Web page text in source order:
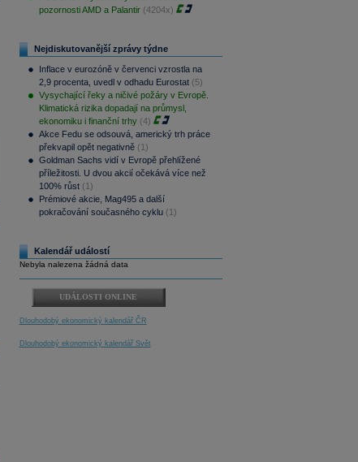
pozornosti AMD a Palantir (4204x)
Nejdiskutovanější zprávy týdne
Inflace v eurozóně v červenci vzrostla na
2,9 procenta, uvedl v odhadu Eurostat (5)
Vysychající řeky a ničivé požáry v Evropě.
Klimatická rizika dopadají na průmysl,
ekonomiku i finanční trhy (4)
Akce Fedu se odsouvá, americký trh práce
překvapil opět negativně (1)
Goldman Sachs vidí v Evropě přehlížené
příležitosti. U dvou akcií očekává více než
100% růst (1)
Prémiové akcie, Mag495 a další
pokračování současného cyklu (1)
Kalendář událostí
Nebyla nalezena žádná data
UDÁLOSTI ONLINE
Dlouhodobý ekonomický kalendář ČR
Dlouhodobý ekonomický kalendář Svět